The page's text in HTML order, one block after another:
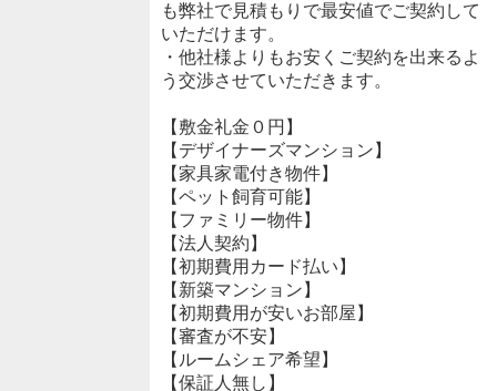
も弊社で見積もりで最安値でご契約して
いただけます。
・他社様よりもお安くご契約を出来るよ
う交渉させていただきます。
【敷金礼金０円】
【デザイナーズマンション】
【家具家電付き物件】
【ペット飼育可能】
【ファミリー物件】
【法人契約】
【初期費用カード払い】
【新築マンション】
【初期費用が安いお部屋】
【審査が不安】
【ルームシェア希望】
【保証人無し】